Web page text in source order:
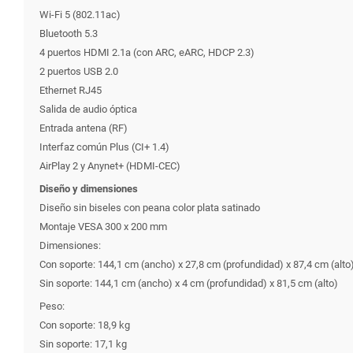
Wi-Fi 5 (802.11ac)
Bluetooth 5.3
4 puertos HDMI 2.1a (con ARC, eARC, HDCP 2.3)
2 puertos USB 2.0
Ethernet RJ45
Salida de audio óptica
Entrada antena (RF)
Interfaz común Plus (CI+ 1.4)
AirPlay 2 y Anynet+ (HDMI-CEC)
Diseño y dimensiones
Diseño sin biseles con peana color plata satinado
Montaje VESA 300 x 200 mm
Dimensiones:
Con soporte: 144,1 cm (ancho) x 27,8 cm (profundidad) x 87,4 cm
Sin soporte: 144,1 cm (ancho) x 4 cm (profundidad) x 81,5 cm (alto)
Peso:
Con soporte: 18,9 kg
Sin soporte: 17,1 kg